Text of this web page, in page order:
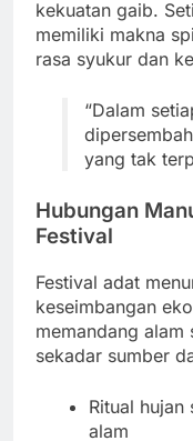
kekuatan gaib.
memiliki makna
rasa syukur dan
“Dalam
yang tak
Hubungan
Festival
Festival adat
keseimbangan
memandang
sekadar sumber
Ritual
alam